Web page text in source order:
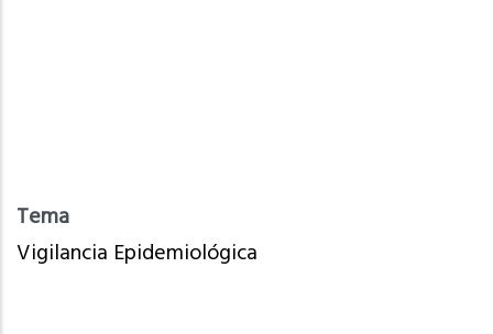
Tema
Vigilancia Epidemiológica